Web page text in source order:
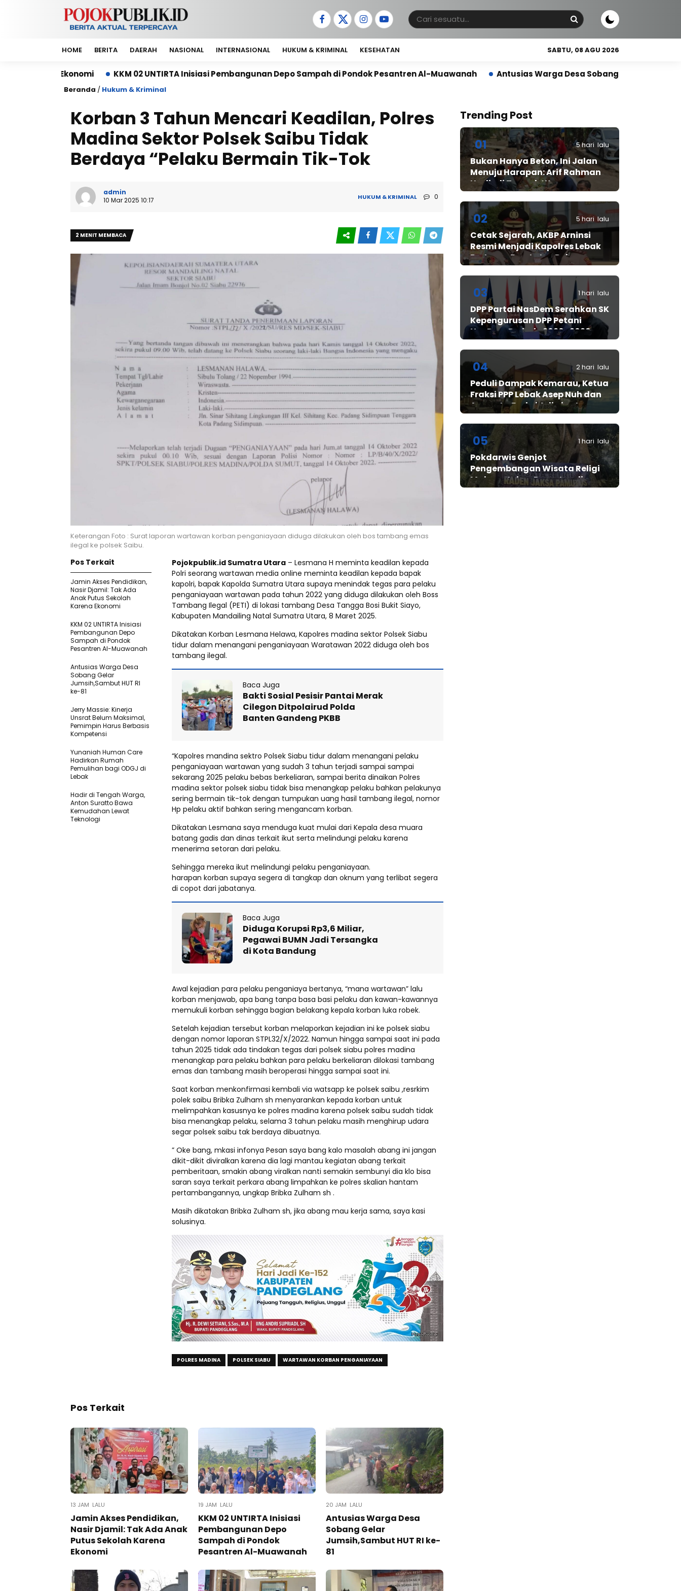
HOME BERITA DAERAH NASIONAL INTERNASIONAL HUKUM & KRIMINAL KESEHATAN SABTU, 08 AGU 2026
KKM 02 UNTIRTA Inisiasi Pembangunan Depo Sampah di Pondok Pesantren Al-Muawanah Antusias Warga Desa Sobang Gelar Jumsih,Sambut HUT RI
Beranda / Hukum & Kriminal
Korban 3 Tahun Mencari Keadilan, Polres
Madina Sektor Polsek Saibu Tidak
Berdaya “Pelaku Bermain Tik-Tok
admin
10 Mar 2025 10:17
HUKUM & KRIMINAL 0
2 MENIT MEMBACA
Keterangan Foto : Surat laporan wartawan korban penganiayaan diduga dilakukan oleh bos tambang emas
ilegal ke polsek Saibu.
Pojokpublik.id Sumatra Utara – Lesmana H meminta keadilan kepada
Polri seorang wartawan media online meminta keadilan kepada bapak
kapolri, bapak Kapolda Sumatra Utara supaya menindak tegas para pelaku
penganiayaan wartawan pada tahun 2022 yang diduga dilakukan oleh Boss
Tambang Ilegal (PETI) di lokasi tambang Desa Tangga Bosi Bukit Siayo,
Kabupaten Mandailing Natal Sumatra Utara, 8 Maret 2025.
Dikatakan Korban Lesmana Helawa, Kapolres madina sektor Polsek Siabu
tidur dalam menangani penganiayaan Waratawan 2022 diduga oleh bos
tambang ilegal.
Baca Juga
Bakti Sosial Pesisir Pantai Merak
Cilegon Ditpolairud Polda
Banten Gandeng PKBB
“Kapolres mandina sektro Polsek Siabu tidur dalam menangani pelaku
penganiayaan wartawan yang sudah 3 tahun terjadi sampai sampai
sekarang 2025 pelaku bebas berkeliaran, sampai berita dinaikan Polres
madina sektor polsek siabu tidak bisa menangkap pelaku bahkan pelakunya
sering bermain tik-tok dengan tumpukan uang hasil tambang ilegal, nomor
Hp pelaku aktif bahkan sering mengancam korban.
Dikatakan Lesmana saya menduga kuat mulai dari Kepala desa muara
batang gadis dan dinas terkait ikut serta melindungi pelaku karena
menerima setoran dari pelaku.
Sehingga mereka ikut melindungi pelaku penganiayaan.
harapan korban supaya segera di tangkap dan oknum yang terlibat segera
di copot dari jabatanya.
Baca Juga
Diduga Korupsi Rp3,6 Miliar,
Pegawai BUMN Jadi Tersangka
di Kota Bandung
Awal kejadian para pelaku penganiaya bertanya, “mana wartawan” lalu
korban menjawab, apa bang tanpa basa basi pelaku dan kawan-kawannya
memukuli korban sehingga bagian belakang kepala korban luka robek.
Setelah kejadian tersebut korban melaporkan kejadian ini ke polsek siabu
dengan nomor laporan STPL32/X/2022. Namun hingga sampai saat ini pada
tahun 2025 tidak ada tindakan tegas dari polsek siabu polres madina
menangkap para pelaku bahkan para pelaku berkeliaran dilokasi tambang
emas dan tambang masih beroperasi hingga sampai saat ini.
Saat korban menkonfirmasi kembali via watsapp ke polsek saibu ,resrkim
polek saibu Bribka Zulham sh menyarankan kepada korban untuk
melimpahkan kasusnya ke polres madina karena polsek saibu sudah tidak
bisa menangkap pelaku, selama 3 tahun pelaku masih menghirup udara
segar polsek saibu tak berdaya dibuatnya.
” Oke bang, mkasi infonya Pesan saya bang kalo masalah abang ini jangan
dikit-dikit diviralkan karena dia lagi mantau kegiatan abang terkait
pemberitaan, smakin abang viralkan nanti semakin sembunyi dia klo bisa
saran saya terkait perkara abang limpahkan ke polres skalian hantam
pertambangannya, ungkap Bribka Zulham sh .
Masih dikatakan Bribka Zulham sh, jika abang mau kerja sama, saya kasi
solusinya.
POLRES MADINA POLSEK SIABU WARTAWAN KORBAN PENGANIAYAAN
Pos Terkait
Jamin Akses Pendidikan,
Nasir Djamil: Tak Ada
Anak Putus Sekolah
Karena Ekonomi
KKM 02 UNTIRTA Inisiasi
Pembangunan Depo
Sampah di Pondok
Pesantren Al-Muawanah
Antusias Warga Desa
Sobang Gelar
Jumsih,Sambut HUT RI
ke-81
Jerry Massie: Kinerja
Unsrat Belum Maksimal,
Pemimpin Harus Berbasis
Kompetensi
Yunaniah Human Care
Hadirkan Rumah
Pemulihan bagi ODGJ di
Lebak
Hadir di Tengah Warga,
Anton Suratto Bawa
Kemudahan Lewat
Teknologi ​
Pos Terkait
13 JAM LALU
Jamin Akses Pendidikan,
Nasir Djamil: Tak Ada Anak
Putus Sekolah Karena
Ekonomi
19 JAM LALU
KKM 02 UNTIRTA Inisiasi
Pembangunan Depo
Sampah di Pondok
Pesantren Al-Muawanah
20 JAM LALU
Antusias Warga Desa
Sobang Gelar
Jumsih,Sambut HUT RI ke-
81
Trending Post
01 5 hari lalu
Bukan Hanya Beton, Ini Jalan
Menuju Harapan: Arif Rahman
Hadir di Tengah Warga
Cibadak
02 5 hari lalu
Cetak Sejarah, AKBP Arninsi
Resmi Menjadi Kapolres Lebak
Pertama Berstatus Polwan
03 1 hari lalu
DPP Partai NasDem Serahkan SK
Kepengurusan DPP Petani
NasDem Periode 2026–2029,
Arif Rahman, S.H. Resmi Pimpin
Nasdem
04 2 hari lalu
Peduli Dampak Kemarau, Ketua
Fraksi PPP Lebak Asep Nuh dan
Anggota Fraksi Adiwinata
Kusuma Salurkan Bantuan Air
Bersih untuk Warga
Bintangresm
05 1 hari lalu
Pokdarwis Genjot
Pengembangan Wisata Religi
Makam Jaksa Pamutus di
Lebak